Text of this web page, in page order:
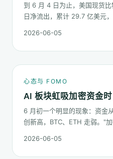
到 6 月 4 日为止，美国现货
日净流出，累计 29.7 亿美元
什么。
2026-06-05
心态与 FOMO
AI 板块虹吸加密资金
6 月初一个明显的现象：资金
创新高，BTC、ETH 走弱。"
你的心态该怎么稳。
2026-06-05